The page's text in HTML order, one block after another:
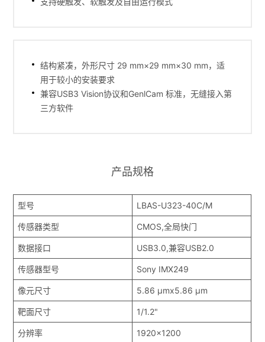
结构紧凑，外形尺寸 29 mm×29 mm×30 mm，适
用于较小的安装要求
兼容USB3 Vision协议和GenlCam 标准，无缝接入第
三方软件
产品规格
型号 LBAS-U323-40C/M
传感器类型 CMOS,全局快门
数据接口 USB3.0,兼容USB2.0
传感器型号 Sony IMX249
像元尺寸 5.86 μmx5.86 μm
靶面尺寸 1/1.2"
分辨率 1920x1200